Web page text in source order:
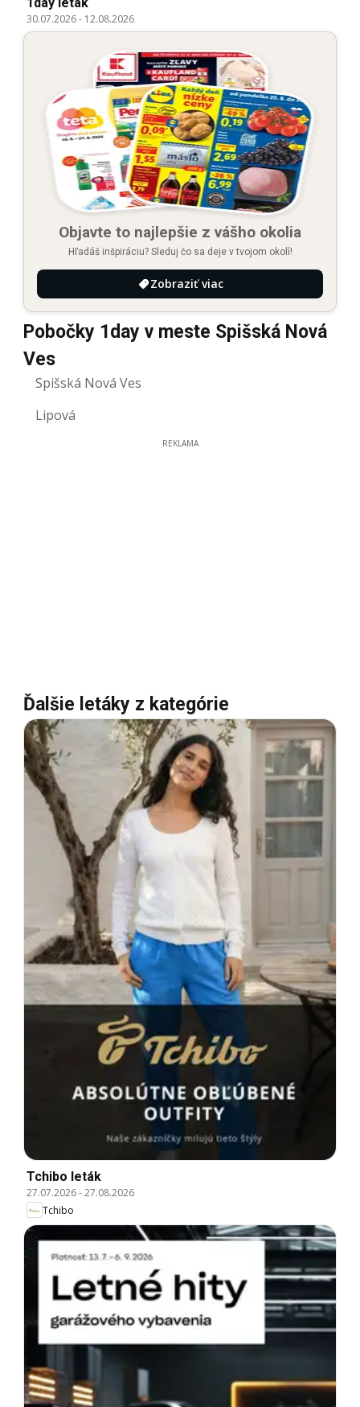
30.07.2026- 12.08.2026
Objavte to najlepšie z vášho okolia
Hľadáš inšpiráciu? Sleduj čo sa deje v tvojom okolí!
Zobraziť viac
Pobočky 1day v meste Spišská Nová
Ves
Spišská Nová Ves
Lipová
REKLAMA
Ďalšie letáky z kategórie
Tchibo leták
27.07.2026-27.08.2026
Tchibo